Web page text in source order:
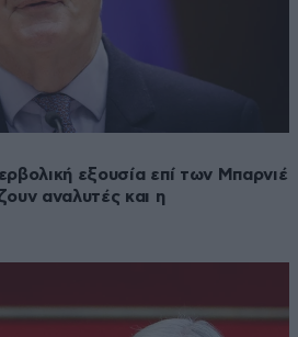
εξουσία επί των Μπαρνιέ
αναλυτές και η